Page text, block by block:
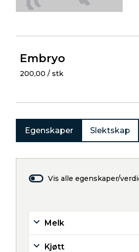
Embryo
200,00 / stk
Egenskaper Slektskap
Vis alle egenskaper/
Melk
Kjøtt